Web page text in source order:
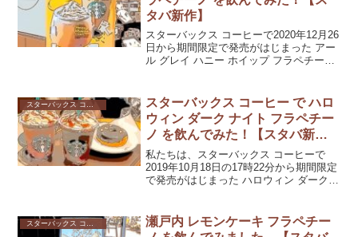
タバ新作】
スターバックス コーヒーで2020年12月26
日から期間限定で発売がはじまった アー
ル グレイ ハニー ホイップ フラペチーノ
いという他にはないドリンクでしたよ。
スターバックス コーヒー
スターバックス コーヒー で ハロ
ウィン ダーク ナイト フラペチー
ノ を飲んでみた！【スタバ新
作】
私たちは、スターバックス コーヒーで
2019年10月18日の17時22分から期間限定
で発売がはじまった ハロウィン ダーク
スターバックス コーヒー
瀬戸内 レモンケーキ フラペチー